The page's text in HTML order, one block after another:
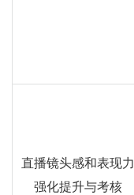
直播镜头感和表现力
强化提升与考核